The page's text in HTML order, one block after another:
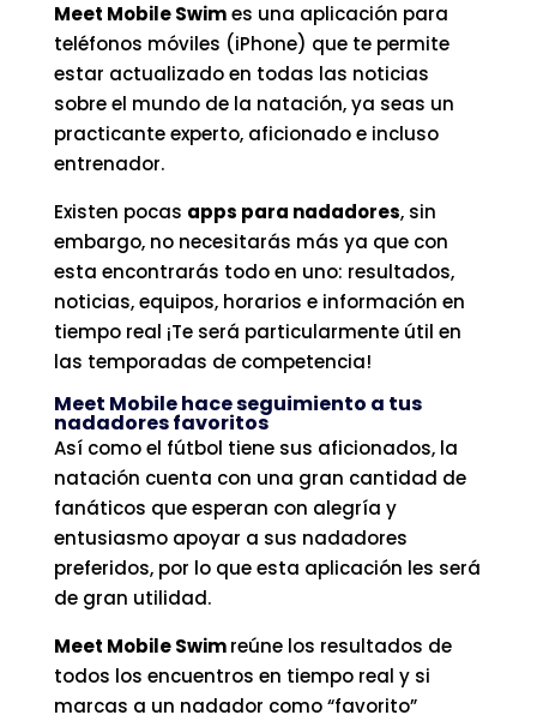
Meet Mobile Swimes una aplicación para
teléfonos móviles (iPhone) que te permite
estar actualizado en todas las noticias
sobre el mundo de la natación, ya seas un
practicante experto, aficionado e incluso
entrenador.
Existen pocas apps para nadadores, sin
embargo, no necesitarás más ya que con
esta encontrarás todo en uno: resultados,
noticias, equipos, horarios e información en
tiempo real ¡Te será particularmente útil en
las temporadas de competencia!
Meet Mobile hace seguimiento a tus
nadadores favoritos
Así como el fútbol tiene sus aficionados, la
natación cuenta con una gran cantidad de
fanáticos que esperan con alegría y
entusiasmo apoyar a sus nadadores
preferidos, por lo que esta aplicación les será
de gran utilidad.
Meet Mobile Swimreúne los resultados de
todos los encuentros en tiempo real y si
marcas a un nadador como “favorito”